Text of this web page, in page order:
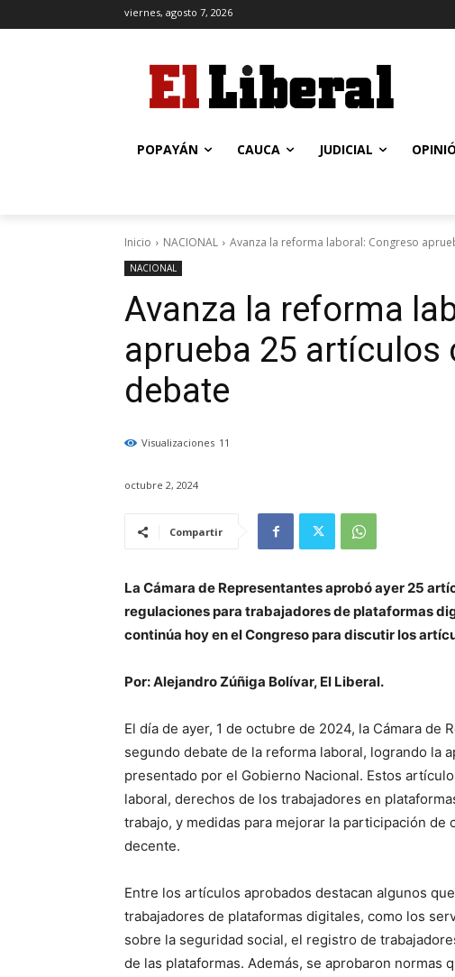
viernes, agosto 7, 2026
POPAYÁN CAUCA JUDICIAL
Inicio NACIONAL Avanza la reforma laboral: Congreso
NACIONAL
Avanza la reforma
aprueba 25 artículos
debate
Visualizaciones 11
octubre 2, 2024
Compartir
La Cámara de Representantes aprobó ayer 25
regulaciones para trabajadores de plataformas
continúa hoy en el Congreso para discutir los
Por: Alejandro Zúñiga Bolívar, El Liberal.
El día de ayer, 1 de octubre de 2024, la Cámara de
segundo debate de la reforma laboral, logrando la
presentado por el Gobierno Nacional. Estos
laboral, derechos de los trabajadores en
trabajo, y medidas para mejorar la participación de
decente.
Entre los artículos aprobados destacan algunos
trabajadores de plataformas digitales, como los
sobre la seguridad social, el registro de
de las plataformas. Además, se aprobaron normas